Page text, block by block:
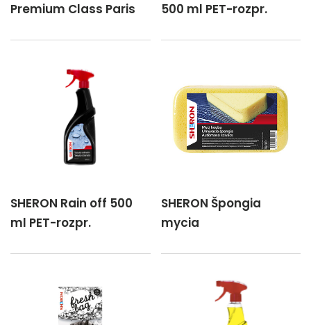
Premium Class Paris
500 ml PET-rozpr.
SHERON Rain off 500
ml PET-rozpr.
SHERON Špongia
mycia